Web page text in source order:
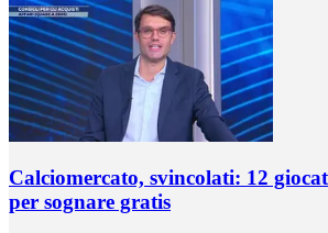
Calciomercato, svincolati: 12
per sognare gratis